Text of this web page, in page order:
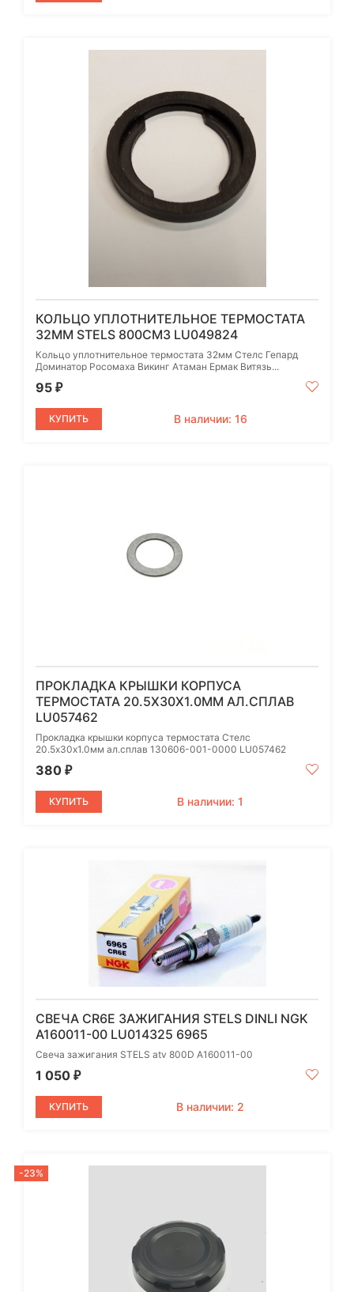
КОЛЬЦО УПЛОТНИТЕЛЬНОЕ ТЕРМОСТАТА
32ММ STELS 800СМ3 LU049824
Кольцо уплотнительное термостата 32мм Стелс Гепард
Доминатор Росомаха Викинг Атаман Ермак Витязь...
95 ₽
КУПИТЬ В наличии: 16
ПРОКЛАДКА КРЫШКИ КОРПУСА
ТЕРМОСТАТА 20.5Х30Х1.0ММ АЛ.СПЛАВ
LU057462
Прокладка крышки корпуса термостата Стелс
20.5х30х1.0мм ал.сплав 130606-001-0000 LU057462
380 ₽
КУПИТЬ В наличии: 1
СВЕЧА CR6E ЗАЖИГАНИЯ STELS DINLI NGK
A160011-00 LU014325 6965
Свеча зажигания STELS atv 800D А160011-00
1 050 ₽
КУПИТЬ В наличии: 2
-23%